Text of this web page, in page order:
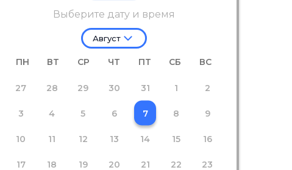
Выберите дату и время
Август
ПН ВТ СР ЧТ ПТ СБ ВС
27 28 29 30 31 1 2
3 4 5 6 7 8 9
10 11 12 13 14 15 16
17 18 19 20 21 22 23